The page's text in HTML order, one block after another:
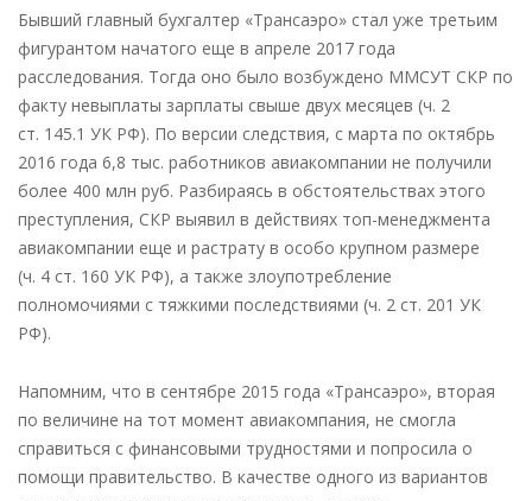
Бывший главный бухгалтер «Трансаэро» стал уже третьим
фигурантом начатого еще в апреле 2017 года
расследования. Тогда оно было возбуждено ММСУТ СКР по
факту невыплаты зарплаты свыше двух месяцев (ч. 2
ст. 145.1 УК РФ). По версии следствия, с марта по октябрь
2016 года 6,8 тыс. работников авиакомпании не получили
более 400 млн руб. Разбираясь в обстоятельствах этого
преступления, СКР выявил в действиях топ-менеджмента
авиакомпании еще и растрату в особо крупном размере
(ч. 4 ст. 160 УК РФ), а также злоупотребление
полномочиями с тяжкими последствиями (ч. 2 ст. 201 УК
РФ).
Напомним, что в сентябре 2015 года «Трансаэро», вторая
по величине на тот момент авиакомпания, не смогла
справиться с финансовыми трудностями и попросила о
помощи правительство. В качестве одного из вариантов